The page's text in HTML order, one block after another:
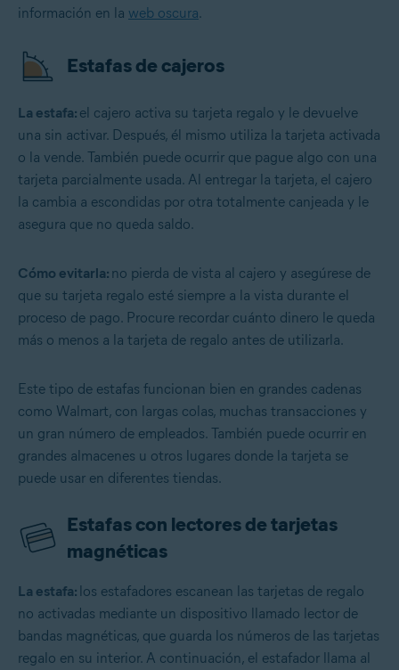
información en la web oscura.
Estafas de cajeros
La estafa: el cajero activa su tarjeta regalo y le devuelve
una sin activar. Después, él mismo utiliza la tarjeta activada
o la vende. También puede ocurrir que pague algo con una
tarjeta parcialmente usada. Al entregar la tarjeta, el cajero
la cambia a escondidas por otra totalmente canjeada y le
asegura que no queda saldo.
Cómo evitarla: no pierda de vista al cajero y asegúrese de
que su tarjeta regalo esté siempre a la vista durante el
proceso de pago. Procure recordar cuánto dinero le queda
más o menos a la tarjeta de regalo antes de utilizarla.
Este tipo de estafas funcionan bien en grandes cadenas
como Walmart, con largas colas, muchas transacciones y
un gran número de empleados. También puede ocurrir en
grandes almacenes u otros lugares donde la tarjeta se
puede usar en diferentes tiendas.
Estafas con lectores de tarjetas
magnéticas
La estafa: los estafadores escanean las tarjetas de regalo
no activadas mediante un dispositivo llamado lector de
bandas magnéticas, que guarda los números de las tarjetas
regalo en su interior. A continuación, el estafador llama al